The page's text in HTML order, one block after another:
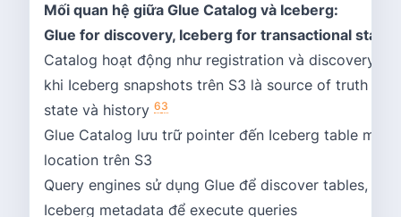
Mối quan hệ giữa Glue Catalog và Iceberg:
Glue for discovery, Iceberg for transactional state
Catalog hoạt động như registration và discovery
khi Iceberg snapshots trên S3 là source of truth
state và history 63
Glue Catalog lưu trữ pointer đến Iceberg table
location trên S3
Query engines sử dụng Glue để discover tables,
Iceberg metadata để execute queries